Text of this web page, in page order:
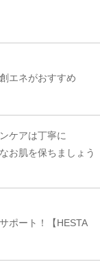
エネがおすすめ
ケアは丁寧に
お肌を保ちましょう
ポート！【HESTA